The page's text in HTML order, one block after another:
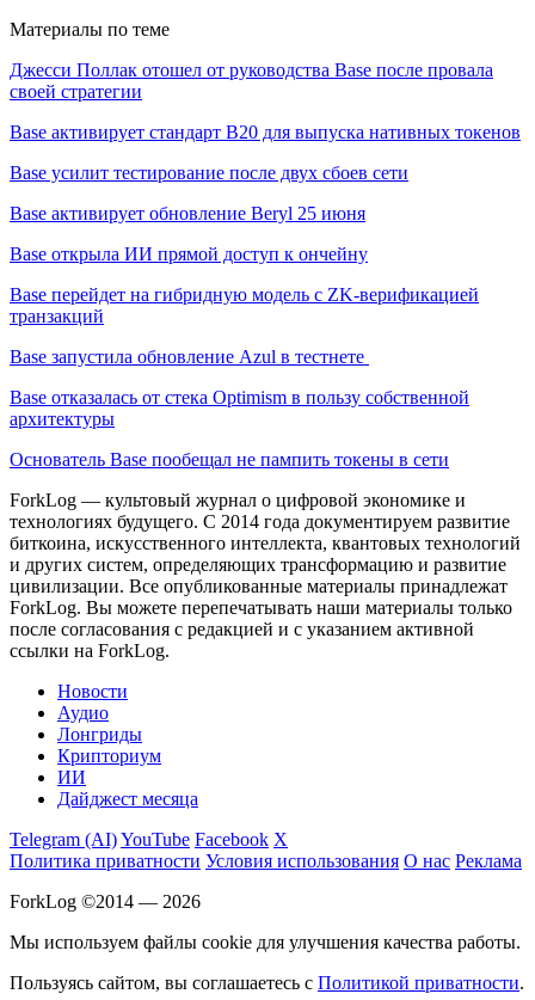
Материалы по теме
Джесси Поллак отошел от руководства Base после провала
своей стратегии
Base активирует стандарт B20 для выпуска нативных токенов
Base усилит тестирование после двух сбоев сети
Base активирует обновление Beryl 25 июня
Base открыла ИИ прямой доступ к ончейну
Base перейдет на гибридную модель с ZK-верификацией
транзакций
Base запустила обновление Azul в тестнете
Base отказалась от стека Optimism в пользу собственной
архитектуры
Основатель Base пообещал не пампить токены в сети
ForkLog — культовый журнал о цифровой экономике и
технологиях будущего. С 2014 года документируем развитие
биткоина, искусственного интеллекта, квантовых технологий
и других систем, определяющих трансформацию и развитие
цивилизации. Все опубликованные материалы принадлежат
ForkLog. Вы можете перепечатывать наши материалы только
после согласования с редакцией и с указанием активной
ссылки на ForkLog.
Новости
Аудио
Лонгриды
Крипториум
ИИ
Дайджест месяца
Telegram (AI)YouTube Facebook X
Политика приватности Условия использования О нас Реклама
ForkLog ©2014 — 2026
Мы используем файлы cookie для улучшения качества работы.
Пользуясь сайтом, вы соглашаетесь с Политикой приватности.